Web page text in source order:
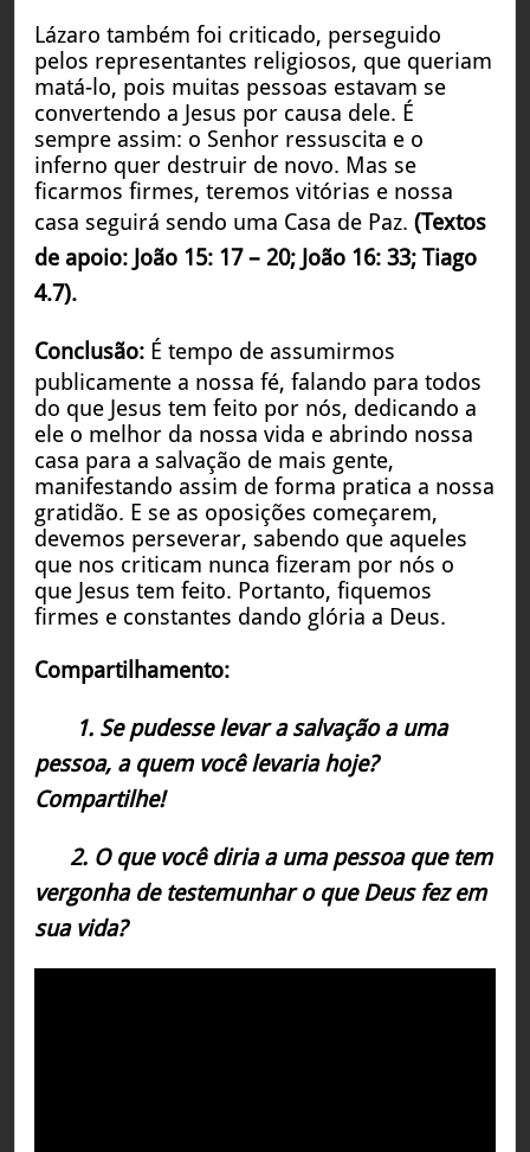
Lázaro também foi criticado, perseguido
pelos representantes religiosos, que queriam
matá-lo, pois muitas pessoas estavam se
convertendo a Jesus por causa dele. É
sempre assim: o Senhor ressuscita e o
inferno quer destruir de novo. Mas se
ficarmos firmes, teremos vitórias e nossa
casa seguirá sendo uma Casa de Paz. (Textos
de apoio: João 15: 17 – 20; João 16: 33; Tiago
4.7).
Conclusão: É tempo de assumirmos
publicamente a nossa fé, falando para todos
do que Jesus tem feito por nós, dedicando a
ele o melhor da nossa vida e abrindo nossa
casa para a salvação de mais gente,
manifestando assim de forma pratica a nossa
gratidão. E se as oposições começarem,
devemos perseverar, sabendo que aqueles
que nos criticam nunca fizeram por nós o
que Jesus tem feito. Portanto, fiquemos
firmes e constantes dando glória a Deus.
Compartilhamento:
1. Se pudesse levar a salvação a uma
pessoa, a quem você levaria hoje?
Compartilhe!
2. O que você diria a uma pessoa que tem
vergonha de testemunhar o que Deus fez em
sua vida?